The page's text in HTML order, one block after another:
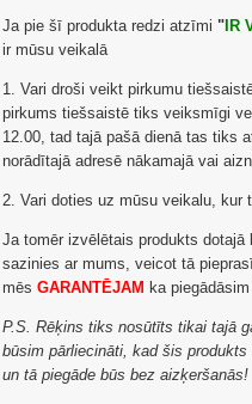
Ja pie šī produkta redzi atzīmi " IR
ir mūsu veikalā
1. Vari droši veikt pirkumu
pirkums tiešsaistē tiks veiksmīgi
12.00, tad tajā pašā dienā tas tiks
norādītajā adresē nākamajā vai
2. Vari doties uz mūsu veikalu, kur
Ja tomēr izvēlētais produkts
sazinies ar mums, veicot tā
mēsGARANTĒJAM ka
P.S. Rēķins tiks nosūtīts tikai tajā
būsim pārliecināti, kad šis
un tā piegāde būs bez aizķeršanās!